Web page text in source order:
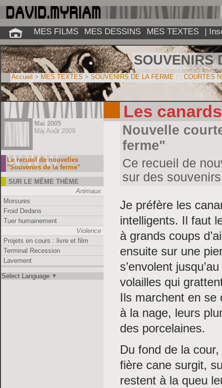
Mai 2005
Màj Août 2009
Le recueil de nouvelles
"Souvenirs de la ferme"
SUR LE MÊME THÈME
Animaux
Morsures
Froid Dedans
Tuer humainement
Violence
Projets en cours : livre et film
Terminal Recession
Lavement
Select Language ▼
Les canards
Nouvelle
ferme"
Ce recueil de
sur des
Je préfère les
intelligents. Il faut
à grands coups
ensuite sur une
s’envolent
volailles qui
Ils marchent en se
à la nage, leurs
des porcelaines.
Du fond de la
fière cane surgit,
restent à la queu
SOUVENIRS
Accueil > MES TEXTES > SOUVENIRS DE LA FERME : : COURTES
MES FILMS MES DESSINS MES TEXTES |